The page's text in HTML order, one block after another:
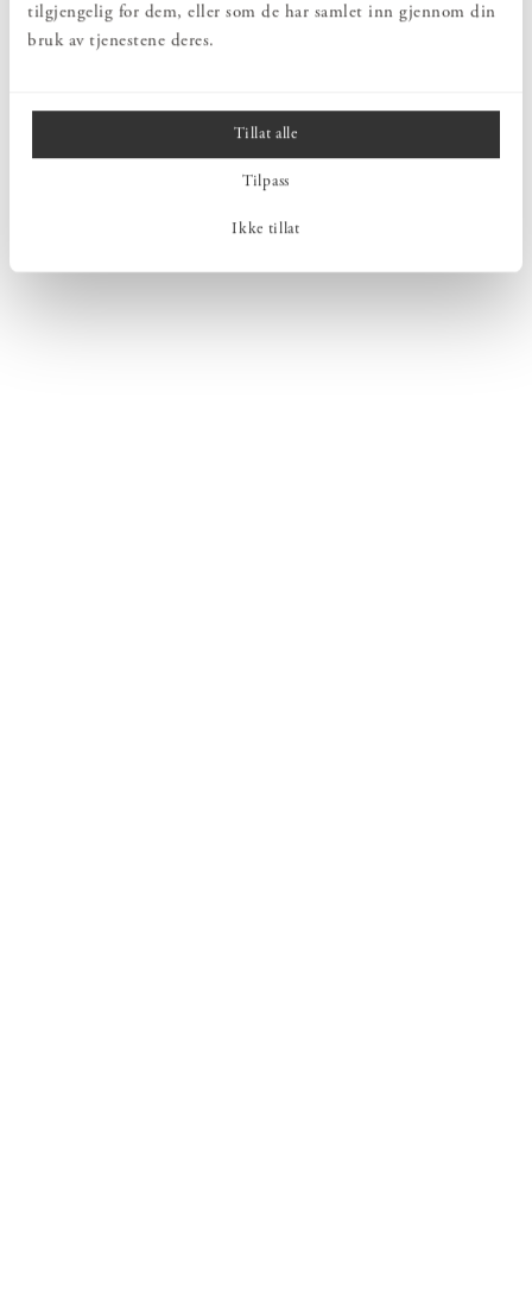
tilgjengelig for dem, eller som de har samlet inn gjennom din
bruk av tjenestene deres.
Tillat alle
Tilpass
Ikke tillat